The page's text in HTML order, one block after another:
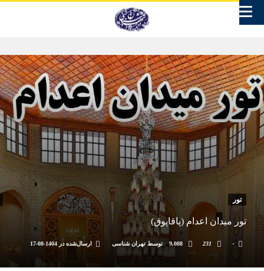
تور
تور میدان اعدام (پاقاپوق)
توسط تهران شناسی ارسال‌شده در 1404-08-17 ۰ 231